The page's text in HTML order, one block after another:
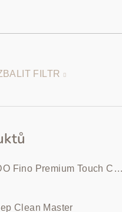
FILTR
SHISEIDO Fino Premium Touch
Clean Master